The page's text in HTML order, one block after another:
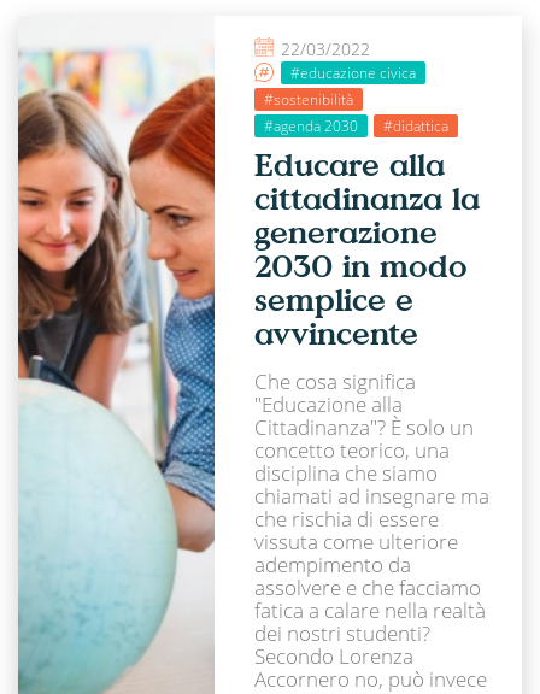
22/03/2022
#educazione civica
#sostenibilità
#agenda 2030
#didattica
Educare alla
cittadinanza la
generazione
2030 in modo
semplice e
avvincente
Che cosa significa
"Educazione alla
Cittadinanza"? È solo un
concetto teorico, una
disciplina che siamo
chiamati ad insegnare ma
che rischia di essere
vissuta come ulteriore
adempimento da
assolvere e che facciamo
fatica a calare nella realtà
dei nostri studenti?
Secondo Lorenza
Accornero no, può invece